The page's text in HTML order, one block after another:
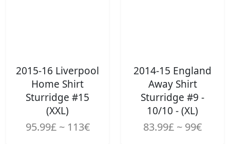
2015-16 Liverpool
Home Shirt
Sturridge #15
(XXL)
95.99£ ~ 113€
2014-15 England
Away Shirt
Sturridge #9 -
10/10 - (XL)
83.99£ ~ 99€